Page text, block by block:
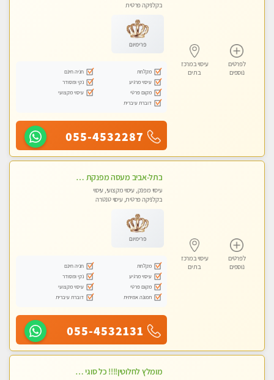
לפרטים
נוספים
עיסוי במרכז
בת ים
בקלניקה פרטית
פרימיום
מקלחת
חניה חינם
עיסוי מרגיע
נקי ומסודר
מקום פרטי
עיסוי מקצועי
דוברת עיברית
055-4532287
לפרטים
נוספים
עיסוי במרכז
בת ים
בתל-אביב מעסה מפנקת איכותית ומקצועית
עיסוי מפנק, עיסוי מקצועי, עיסוי
בקלניקה פרטית, עיסוי טנטרה
פרימיום
מקלחת
חניה חינם
עיסוי מרגיע
נקי ומסודר
מקום פרטי
עיסוי מקצועי
תמונה אמיתית
דוברת עיברית
055-4532131
מומלץ לחלוטין!!!! כל סוגי העיסויים מעסה מקצועית ואיכותית פרטי!!!